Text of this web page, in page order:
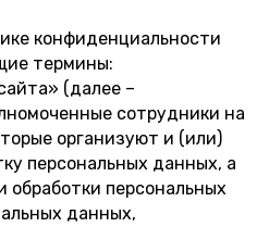
конфиденциальности
термины:
(далее –
сотрудники на
организуют и (или)
персональных данных, а
обработки персональных
данных,